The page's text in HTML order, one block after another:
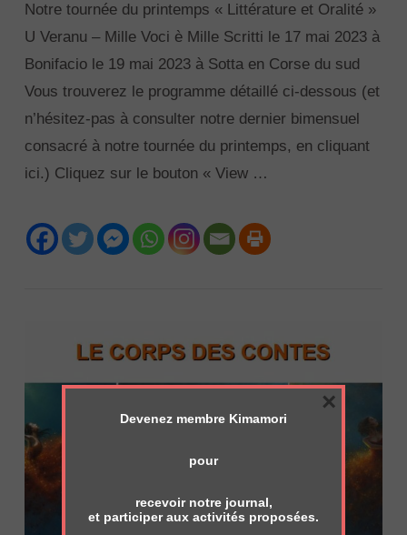
VIEW POST
Notre tournée du printemps « Littérature et Oralité »
U Veranu – Mille Voci è Mille Scritti le 17 mai 2023 à
Bonifacio le 19 mai 2023 à Sotta en Corse du sud
Vous trouverez le programme détaillé ci-dessous (et
n’hésitez-pas à consulter notre dernier bimensuel
consacré à notre tournée du printemps, en cliquant
ici.) Cliquez sur le bouton « View …
Devenez membre Kimamori
pour
recevoir notre journal,
et participer aux activités proposées.
×